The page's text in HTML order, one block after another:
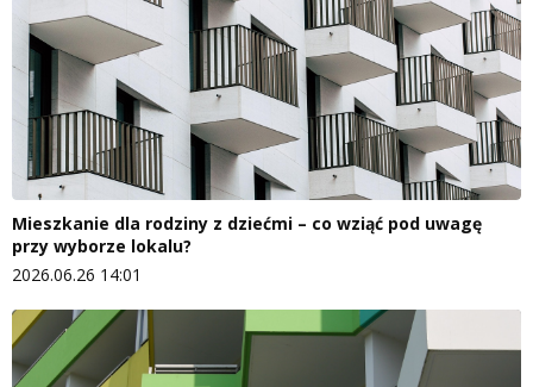
Mieszkanie dla rodziny z dziećmi – co wziąć pod uwagę
przy wyborze lokalu?
2026.06.26 14:01